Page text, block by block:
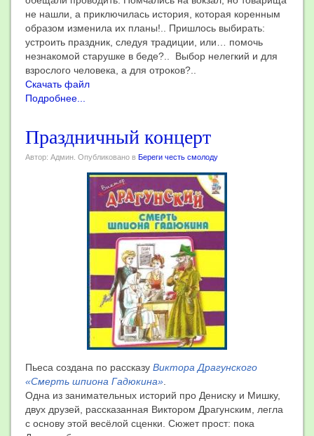
не нашли, а приключилась история, которая коренным
образом изменила их планы!.. Пришлось выбирать:
устроить праздник, следуя традиции, или… помочь
незнакомой старушке в беде?.. Выбор нелегкий и для
взрослого человека, а для отроков?..
Скачать файл
Подробнее...
Праздничный концерт
Автор: Админ. Опубликовано в Береги честь смолоду
Пьеса создана по рассказу Виктора Драгунского
«Смерть шпиона Гадюкина»
Одна из занимательных историй про Дениску и Мишку,
двух друзей, рассказанная Виктором Драгунским, легла
с основу этой весёлой сценки. Сюжет прост: пока